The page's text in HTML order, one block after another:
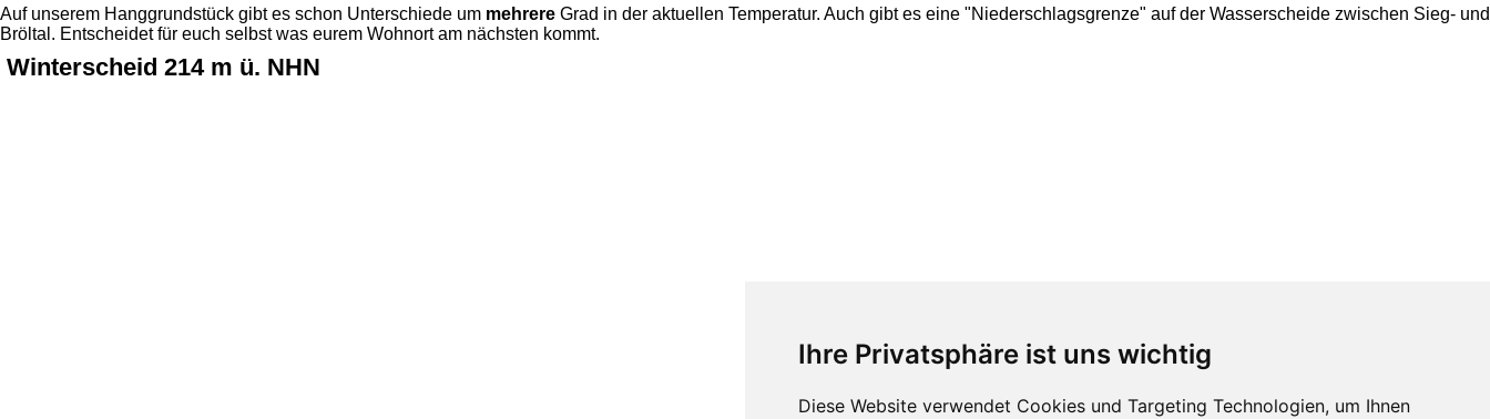
Ihre Privatsphäre ist uns wichtig
Diese Website verwendet Cookies und Targeting Technologien, um Ihnen
Auf unserem Hanggrundstück gibt es schon Unterschiede um mehrere Grad in der aktuellen Temperatur. Auch gibt es eine "Niederschlagsgrenze" auf der Wasserscheide zwischen Sieg- und
Bröltal. Entscheidet für euch selbst was eurem Wohnort am nächsten kommt.
Winterscheid 214 m ü. NHN